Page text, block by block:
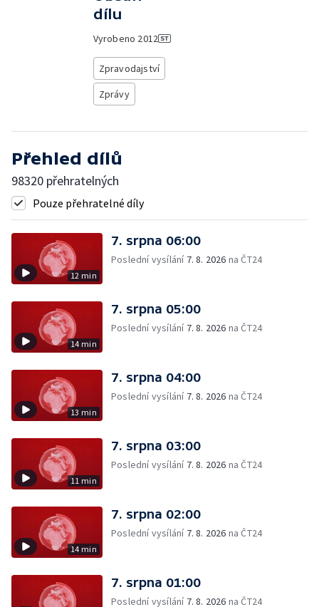
dílu
Vyrobeno 2012
Zpravodajství
Zprávy
Přehled dílů
98320 přehratelných
Pouze přehratelné díly
12 min
7. srpna 06:00
Poslední vysílání 7. 8. 2026 na ČT24
14 min
7. srpna 05:00
Poslední vysílání 7. 8. 2026 na ČT24
13 min
7. srpna 04:00
Poslední vysílání 7. 8. 2026 na ČT24
11 min
7. srpna 03:00
Poslední vysílání 7. 8. 2026 na ČT24
14 min
7. srpna 02:00
Poslední vysílání 7. 8. 2026 na ČT24
7. srpna 01:00
Poslední vysílání 7. 8. 2026 na ČT24